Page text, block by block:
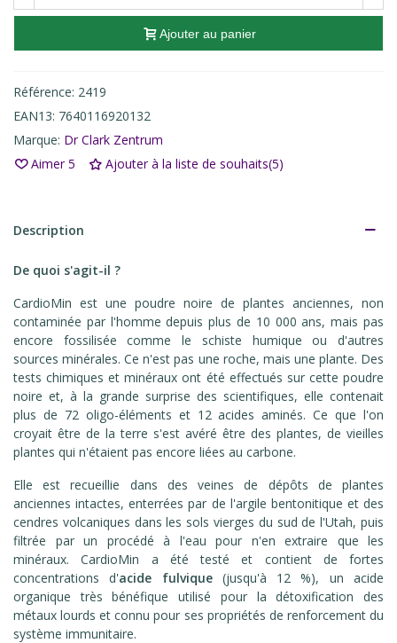
Ajouter au panier
Référence: 2419
EAN13: 7640116920132
Marque: Dr Clark Zentrum
Aimer 5 Ajouter à la liste de souhaits(5)
Description
De quoi s'agit-il ?
CardioMin est une poudre noire de plantes anciennes, non
contaminée par l'homme depuis plus de 10 000 ans, mais pas
encore fossilisée comme le schiste humique ou d'autres
sources minérales. Ce n'est pas une roche, mais une plante. Des
tests chimiques et minéraux ont été effectués sur cette poudre
noire et, à la grande surprise des scientifiques, elle contenait
plus de 72 oligo-éléments et 12 acides aminés. Ce que l'on
croyait être de la terre s'est avéré être des plantes, de vieilles
plantes qui n'étaient pas encore liées au carbone.
Elle est recueillie dans des veines de dépôts de plantes
anciennes intactes, enterrées par de l'argile bentonitique et des
cendres volcaniques dans les sols vierges du sud de l'Utah, puis
filtrée par un procédé à l'eau pour n'en extraire que les
minéraux. CardioMin a été testé et contient de fortes
concentrations d'acide fulvique(jusqu'à 12 %), un acide
organique très bénéfique utilisé pour la détoxification des
métaux lourds et connu pour ses propriétés de renforcement du
système immunitaire.